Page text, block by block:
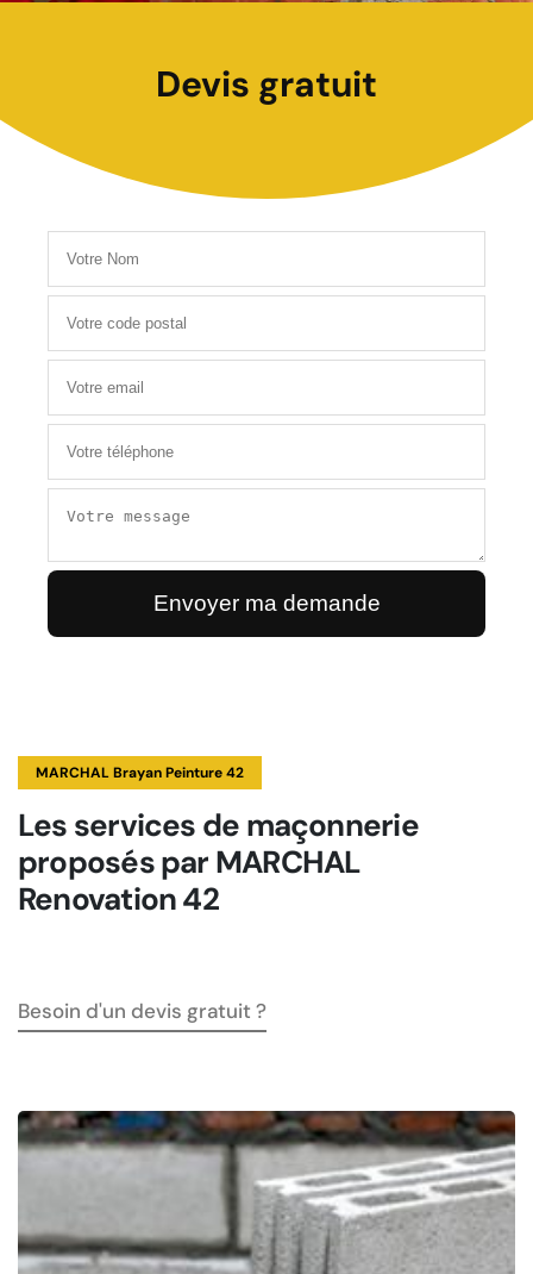
Devis gratuit
MARCHAL Brayan Peinture 42
Les services de maçonnerie
proposés par MARCHAL
Renovation 42
Besoin d'un devis gratuit ?